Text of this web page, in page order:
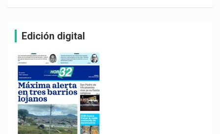
Edición digital